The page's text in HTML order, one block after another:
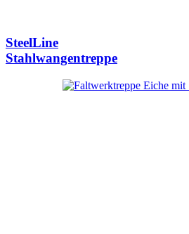
SteelLine
Stahlwangentreppe